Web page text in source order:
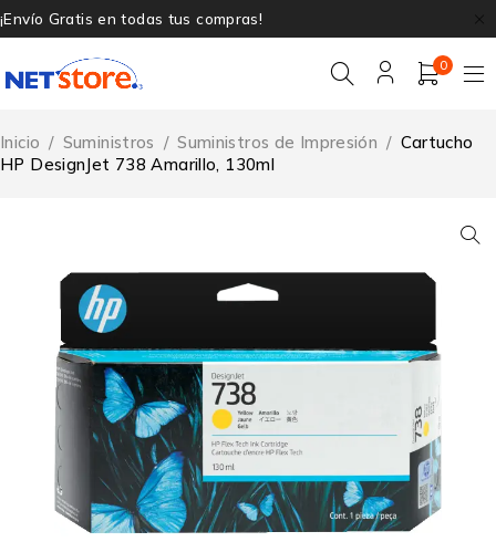
¡Envío Gratis en todas tus compras!
0
Inicio / Suministros / Suministros de Impresión / Cartucho
HP DesignJet 738 Amarillo, 130ml